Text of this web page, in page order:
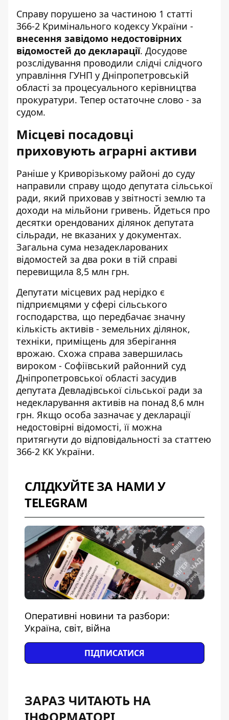
Справу порушено за частиною 1 статті
366-2 Кримінального кодексу України -
внесення завідомо недостовірних
відомостей до декларації. Досудове
розслідування проводили слідчі слідчого
управління ГУНП у Дніпропетровській
області за процесуального керівництва
прокуратури. Тепер остаточне слово - за
судом.
Місцеві посадовці
приховують аграрні активи
Раніше у Криворізькому районі до суду
направили справу щодо депутата сільської
ради, який приховав у звітності землю та
доходи на мільйони гривень. Йдеться про
десятки орендованих ділянок депутата
сільради, не вказаних у документах.
Загальна сума незадекларованих
відомостей за два роки в тій справі
перевищила 8,5 млн грн.
Депутати місцевих рад нерідко є
підприємцями у сфері сільського
господарства, що передбачає значну
кількість активів - земельних ділянок,
техніки, приміщень для зберігання
врожаю. Схожа справа завершилась
вироком - Софіївський районний суд
Дніпропетровської області засудив
депутата Девладівської сільської ради за
недекларування активів на понад 8,6 млн
грн. Якщо особа зазначає у декларації
недостовірні відомості, її можна
притягнути до відповідальності за статтею
366-2 КК України.
СЛІДКУЙТЕ ЗА НАМИ У
TELEGRAM
Оперативні новини та разбори:
Україна, світ, війна
ПІДПИСАТИСЯ
ЗАРАЗ ЧИТАЮТЬ НА